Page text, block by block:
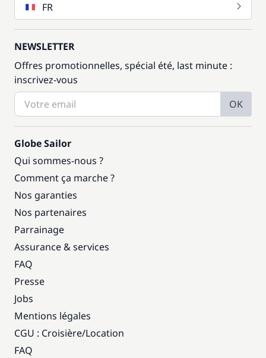
FR
NEWSLETTER
Offres promotionnelles, spécial été, last minute :
inscrivez-vous
OK
Globe Sailor
Qui sommes-nous ?
Comment ça marche ?
Nos garanties
Nos partenaires
Parrainage
Assurance & services
FAQ
Presse
Jobs
Mentions légales
CGU : Croisière/Location
FAQ